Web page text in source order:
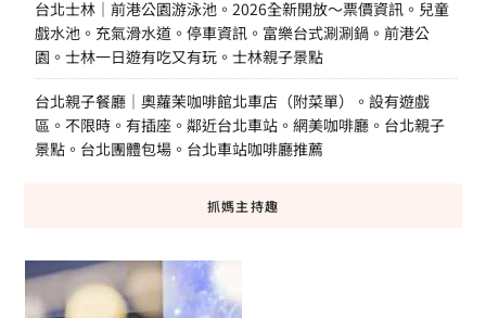
台北士林｜前港公園游泳池。2026全新開放～票價資訊。兒童
戲水池。充氣滑水道。停車資訊。富樂台式涮涮鍋。前港公
園。士林一日遊有吃又有玩。士林親子景點
台北親子餐廳｜奧蘿茉咖啡館北車店（附菜單）。設有遊戲
區。不限時。有插座。鄰近台北車站。網美咖啡廳。台北親子
景點。台北團體包場。台北車站咖啡廳推薦
抓媽主持趣